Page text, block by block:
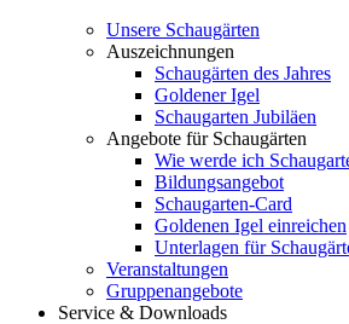
Unsere Schaugärten
Auszeichnungen
Schaugärten des Jahres
Goldener Igel
Schaugarten Jubiläen
Angebote für Schaugärten
Wie werde ich
Bildungsangebot
Schaugarten-Card
Goldenen Igel einreichen
Unterlagen für
Veranstaltungen
Gruppenangebote
Service & Downloads